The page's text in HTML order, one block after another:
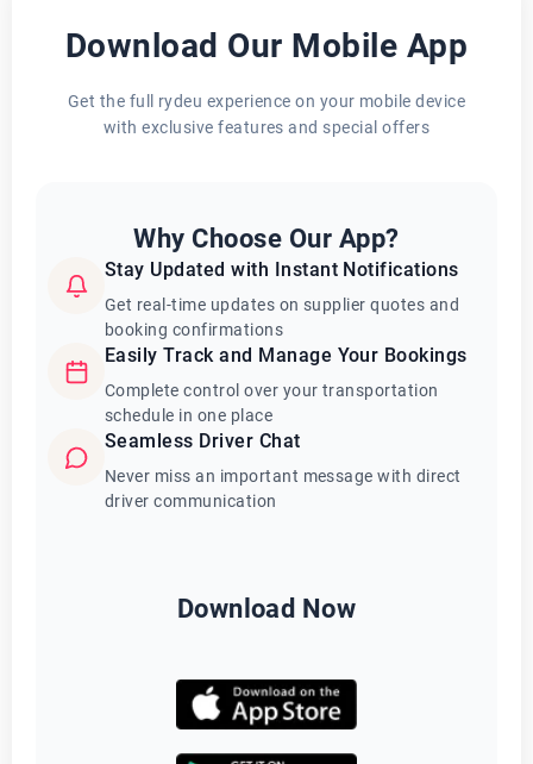
Download Our Mobile App
Get the full rydeu experience on your mobile device
with exclusive features and special offers
Why Choose Our App?
Stay Updated with Instant Notifications
Get real-time updates on supplier quotes and
booking confirmations
Easily Track and Manage Your Bookings
Complete control over your transportation
schedule in one place
Seamless Driver Chat
Never miss an important message with direct
driver communication
Download Now